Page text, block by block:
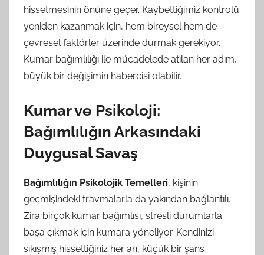
hissetmesinin önüne geçer. Kaybettiğimiz kontrolü
yeniden kazanmak için, hem bireysel hem de
çevresel faktörler üzerinde durmak gerekiyor.
Kumar bağımlılığı ile mücadelede atılan her adım,
büyük bir değişimin habercisi olabilir.
Kumar ve Psikoloji:
Bağımlılığın Arkasındaki
Duygusal Savaş
Bağımlılığın Psikolojik Temelleri, kişinin
geçmişindeki travmalarla da yakından bağlantılı.
Zira birçok kumar bağımlısı, stresli durumlarla
başa çıkmak için kumara yöneliyor. Kendinizi
sıkışmış hissettiğiniz her an, küçük bir şans